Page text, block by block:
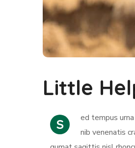
Little
S
ed tempus
nib venenatis